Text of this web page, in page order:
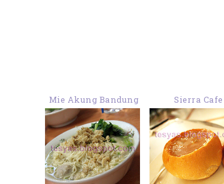
Mie Akung Bandung Sierra Cafe